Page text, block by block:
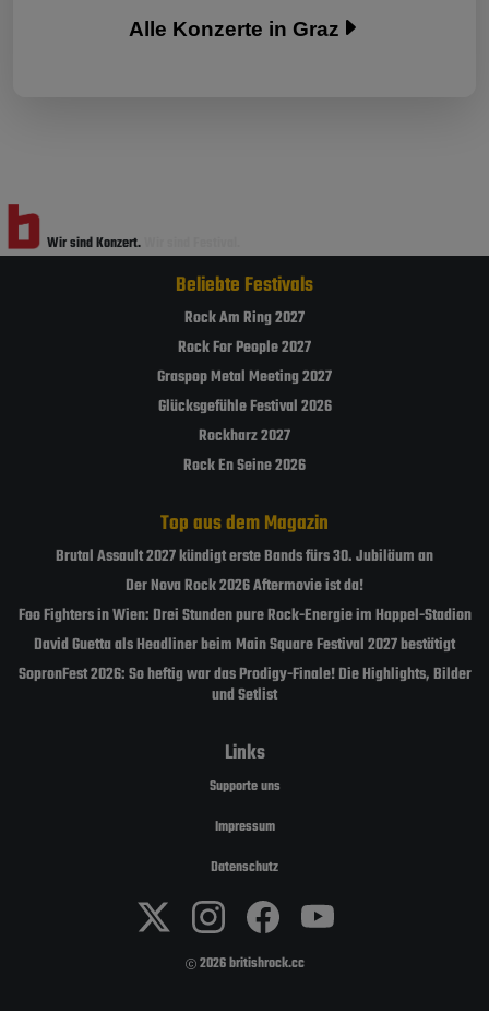
Alle Konzerte in Graz
Wir sind Konzert.
Beliebte Festivals
Rock Am Ring 2027
Rock For People 2027
Graspop Metal Meeting 2027
Glücksgefühle Festival 2026
Rockharz 2027
Rock En Seine 2026
Top aus dem Magazin
Brutal Assault 2027 kündigt erste Bands fürs 30. Jubiläum an
Der Nova Rock 2026 Aftermovie ist da!
Foo Fighters in Wien: Drei Stunden pure Rock-Energie im Happel-Stadion
David Guetta als Headliner beim Main Square Festival 2027 bestätigt
SopronFest 2026: So heftig war das Prodigy-Finale! Die Highlights, Bilder
und Setlist
Links
Supporte uns
Impressum
Datenschutz
2026 britishrock.cc